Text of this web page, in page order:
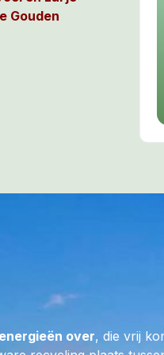
Gouden
van Moeder
wijsheid,
gestild
en je zal
van
over, die vrij